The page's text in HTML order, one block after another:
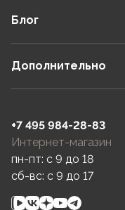
Блог
Дополнительно
+7 495 984-28-83
Интернет-магазин
пн-пт: c 9 до 18
сб-вс: c 9 до 17